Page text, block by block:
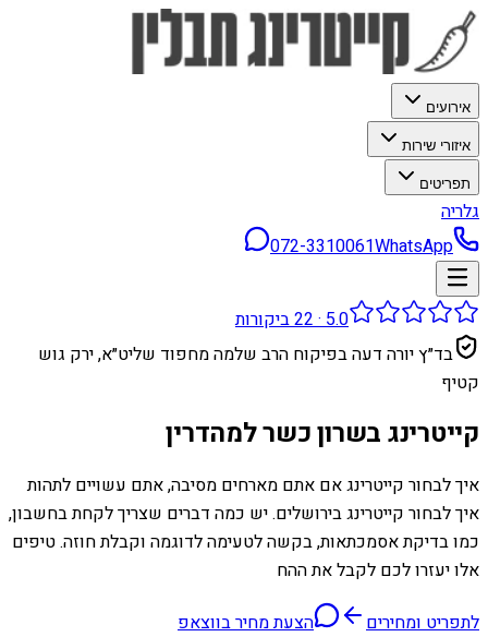
אירועים
איזורי שירות
תפריטים
גלריה
072-3310061WhatsApp
5.0
·
22ביקורות
בד״ץ יורה דעה בפיקוח הרב שלמה מחפוד שליט״א, ירק גוש
קטיף
קייטרינג בשרון כשר למהדרין
איך לבחור קייטרינג אם אתם מארחים מסיבה, אתם עשויים לתהות
איך לבחור קייטרינג בירושלים. יש כמה דברים שצריך לקחת בחשבון,
כמו בדיקת אסמכתאות, בקשה לטעימה לדוגמה וקבלת חוזה. טיפים
אלו יעזרו לכם לקבל את ההח
לתפריט ומחירים
הצעת מחיר בווצאפ